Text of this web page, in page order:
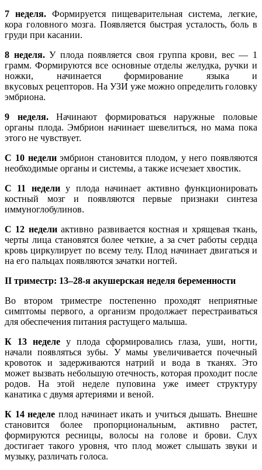
7 неделя. Формируется пищеварительная система, легкие,
кора головного мозга. Появляется быстрая усталость, боль в
груди при касании.
8 неделя.У плода появляется своя группа крови, вес — 1
грамм. Формируются все основные отделы желудка, ручки и
ножки, начинается формирование языка и
вкусовых рецепторов. На УЗИ уже можно определить головку
эмбриона.
9 неделя.Начинают формироваться наружные половые
органы плода. Эмбрион начинает шевелиться, но мама пока
этого не чувствует.
С 10 неделиэмбрион становится плодом, у него появляются
необходимые органы и системы, а также исчезает хвостик.
С 11 неделиу плода начинает активно функционировать
костный мозг и появляются первые признаки синтеза
иммуноглобулинов.
С 12 неделиактивно развивается костная и хрящевая ткань,
черты лица становятся более четкие, а за счет работы сердца
кровь циркулирует по всему телу. Плод начинает двигаться и
на его пальцах появляются зачатки ногтей.
II триместр: 13–28-я акушерская неделя беременности
Во втором триместре постепенно проходят неприятные
симптомы первого, а организм продолжает перестраиваться
для обеспечения питания растущего малыша.
К 13 неделе у плода сформировались глаза, уши, ногти,
начали появляться зубы. У мамы увеличивается почечный
кровоток и задерживаются натрий и вода в тканях. Это
может вызвать небольшую отечность, которая проходит после
родов. На этой неделе пуповина уже имеет структуру
канатика с двумя артериями и веной.
К 14 неделе плод начинает икать и учиться дышать. Внешне
становится более пропорциональным, активно растет,
формируются ресницы, волосы на голове и брови. Слух
достигает такого уровня, что плод может слышать звуки и
музыку, различать голоса.